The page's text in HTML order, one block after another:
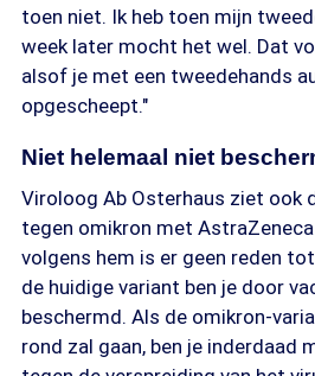
toen niet. Ik heb toen mijn
week later mocht het wel. Dat
alsof je met een tweedehands
opgescheept."
Niet helemaal niet
Viroloog Ab Osterhaus ziet ook
tegen omikron met
volgens hem is er geen reden
de huidige variant ben je door
beschermd. Als de omikron-
rond zal gaan, ben je inderdaad